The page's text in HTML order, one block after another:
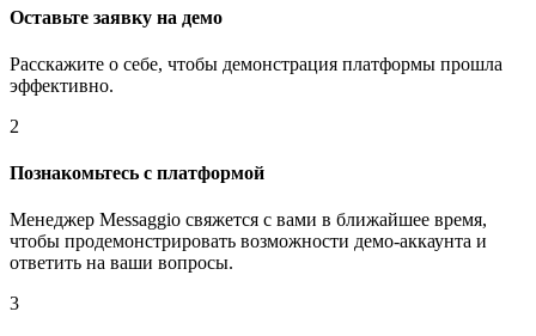
Оставьте заявку на демо
Расскажите о себе, чтобы демонстрация платформы прошла
эффективно.
2
Познакомьтесь с платформой
Менеджер Messaggio свяжется с вами в ближайшее время,
чтобы продемонстрировать возможности демо-аккаунта и
ответить на ваши вопросы.
3